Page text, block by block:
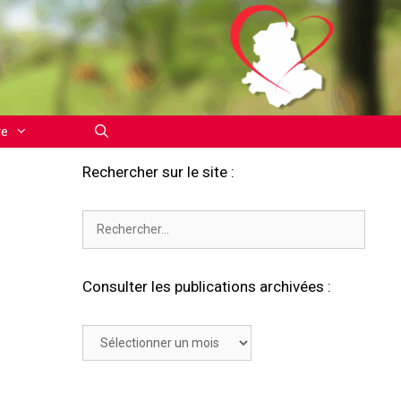
Rechercher sur le site :
Consulter les publications archivées :